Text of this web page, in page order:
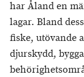
har Åland en
lagar. Bland
fiske, utövande
djurskydd,